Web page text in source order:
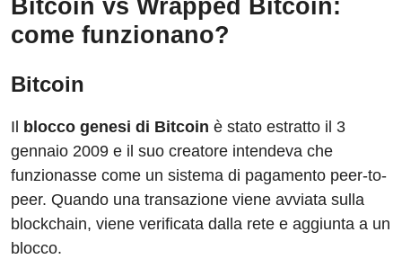
Bitcoin vs Wrapped Bitcoin:
come funzionano?
Bitcoin
Il blocco genesi di Bitcoin è stato estratto il 3
gennaio 2009 e il suo creatore intendeva che
funzionasse come un sistema di pagamento peer-to-
peer. Quando una transazione viene avviata sulla
blockchain, viene verificata dalla rete e aggiunta a un
blocco.